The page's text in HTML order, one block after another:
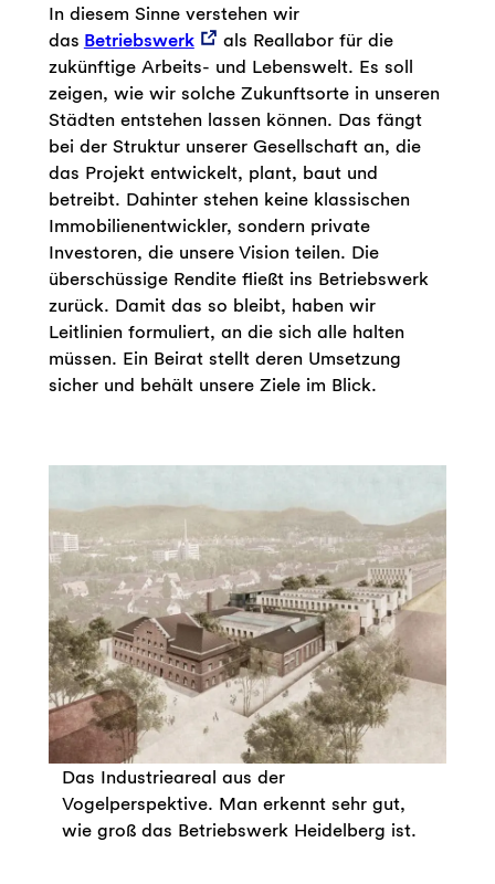
In diesem Sinne verstehen wir
das Betriebswerk
als Reallabor für die
zukünftige Arbeits- und Lebenswelt. Es soll
zeigen, wie wir solche Zukunftsorte in unseren
Städten entstehen lassen können. Das fängt
bei der Struktur unserer Gesellschaft an, die
das Projekt entwickelt, plant, baut und
betreibt. Dahinter stehen keine klassischen
Immobilienentwickler, sondern private
Investoren, die unsere Vision teilen. Die
überschüssige Rendite fließt ins Betriebswerk
zurück. Damit das so bleibt, haben wir
Leitlinien formuliert, an die sich alle halten
müssen. Ein Beirat stellt deren Umsetzung
sicher und behält unsere Ziele im Blick.
Das Industrieareal aus der
Vogelperspektive. Man erkennt sehr gut,
wie groß das Betriebswerk Heidelberg ist.